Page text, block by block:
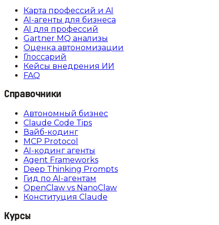
Карта профессий и AI
AI-агенты для бизнеса
AI для профессий
Gartner MQ анализы
Оценка автономизации
Глоссарий
Кейсы внедрения ИИ
FAQ
Справочники
Автономный бизнес
Claude Code Tips
Вайб-кодинг
MCP Protocol
AI-кодинг агенты
Agent Frameworks
Deep Thinking Prompts
Гид по AI-агентам
OpenClaw vs NanoClaw
Конституция Claude
Курсы